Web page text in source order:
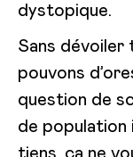
dystopique.
Sans
pouvons
question de
de population
tiens, ça ne